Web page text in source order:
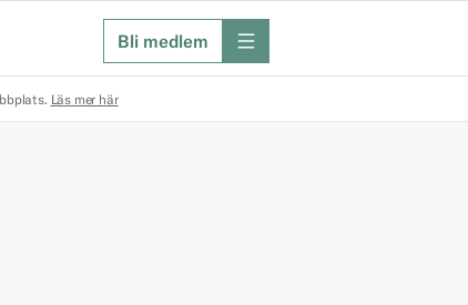
Bli medlem meny
Läs mer här